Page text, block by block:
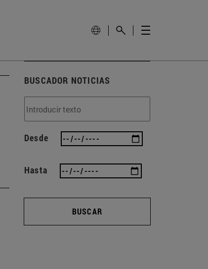
BUSCADOR NOTICIAS
Desde
Hasta
BUSCAR